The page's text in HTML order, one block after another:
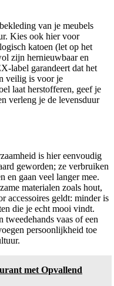
van je meubels
Kies ook hier voor
katoen (let op het
zijn hernieuwbaar en
label garandeert dat het
veilig is voor je
laat herstofferen, geef je
verleng je de levensduur
is hier eenvoudig
geworden; ze verbruiken
en gaan veel langer mee.
materialen zoals hout,
accessoires geldt: minder is
die je echt mooi vindt.
tweedehands vaas of een
persoonlijkheid toe
met Opvallend